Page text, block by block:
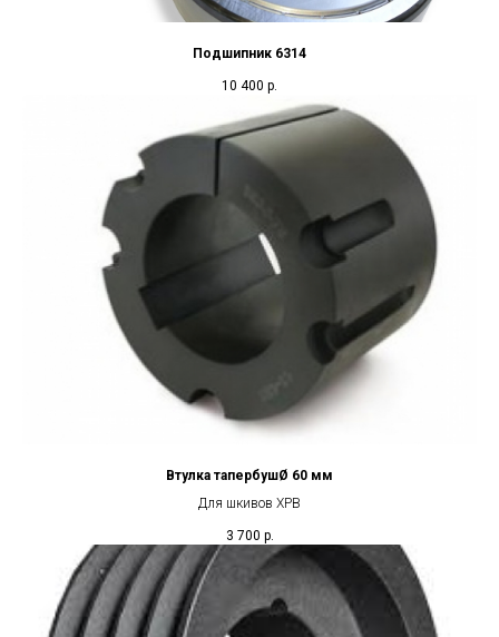
Подшипник 6314
10 400 р.
Втулка тапербушØ 60 мм
Для шкивов XPB
3 700 р.